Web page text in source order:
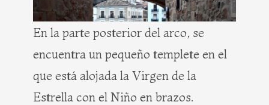
En la parte posterior del arco, se
encuentra un pequeño templete en el
que está alojada la Virgen de la
Estrella con el Niño en brazos.